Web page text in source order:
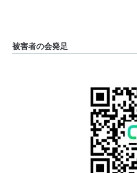
被害者の会発足